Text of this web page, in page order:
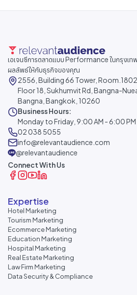
เอเจนซีการตลาดแบบ Performance ในกรุงเ
ผลลัพธ์ให้กับธุรกิจของคุณ
2556, Building 66 Tower, Room.1802,
Floor 18, Sukhumvit Rd, Bangna-
Bangna, Bangkok, 10260
Business Hours:
Monday to Friday, 9:00 AM - 6:00 PM
02 038 5055
info@relevantaudience.com
@relevantaudience
Connect With Us
Expertise
Hotel Marketing
Tourism Marketing
Ecommerce Marketing
Education Marketing
Hospital Marketing
Real Estate Marketing
Law Firm Marketing
Data Security & Compliance